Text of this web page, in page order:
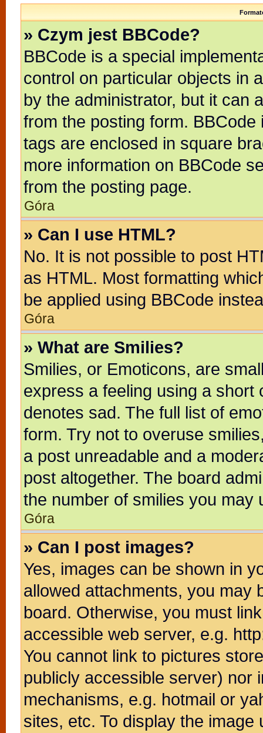
» Czym jest BBCode?
BBCode is a special
control on particular objects in
by the administrator, but it can
from the posting form.
tags are enclosed in square
more information on BBCode
from the posting page.
Góra
» Can I use HTML?
No. It is not possible to post
as HTML. Most formatting
be applied using BBCode
Góra
» What are Smilies?
Smilies, or Emoticons, are
express a feeling using a short
denotes sad. The full list of
form. Try not to overuse
a post unreadable and a
post altogether. The board
the number of smilies you may
Góra
» Can I post images?
Yes, images can be shown in
allowed attachments, you may
board. Otherwise, you must
accessible web server, e.g.
You cannot link to pictures
publicly accessible server) nor
mechanisms, e.g. hotmail or
sites, etc. To display the